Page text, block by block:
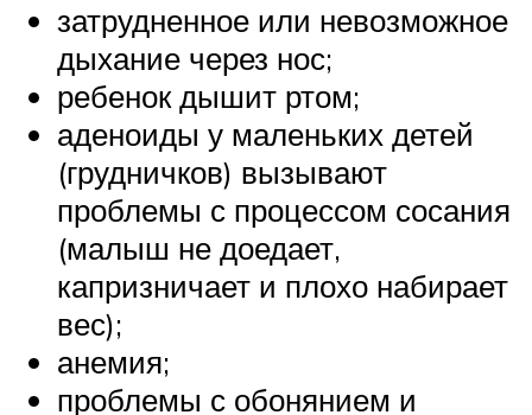
затрудненное или невозможное
дыхание через нос;
ребенок дышит ртом;
аденоиды у маленьких детей
(грудничков) вызывают
проблемы с процессом сосания
(малыш не доедает,
капризничает и плохо набирает
вес);
анемия;
проблемы с обонянием и